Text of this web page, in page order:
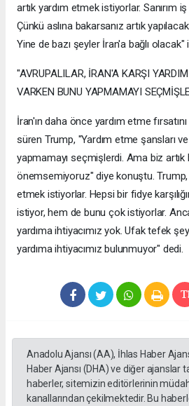
artık yardım etmek istiyorlar. Sanırım
Çünkü aslına bakarsanız artık
Yine de bazı şeyler İran'a bağlı olacak"
"AVRUPALILAR, İRAN'A KARŞI
VARKEN BUNU YAPMAMAYI
İran'ın daha önce yardım etme
süren Trump, "Yardım etme şansları
yapmamayı seçmişlerdi. Ama biz artık
önemsemiyoruz" diye konuştu. Trump,
etmek istiyorlar. Hepsi bir fidye
istiyor, hem de bunu çok istiyorlar.
yardıma ihtiyacımız yok. Ufak tefek
yardıma ihtiyacımız bulunmuyor" dedi.
Anadolu Ajansı (AA), İhlas Haber
Haber Ajansı (DHA) ve diğer ajanslar
haberler, sitemizin editörlerinin
kanallarından çekilmektedir. Bu